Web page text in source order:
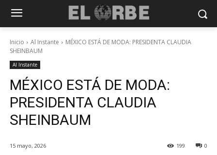
Inicio Al Instante
MÉXICO ESTÁ DE MODA: PRESIDENTA CLAUDIA
SHEINBAUM
Al Instante
MÉXICO ESTÁ DE MODA:
PRESIDENTA CLAUDIA
SHEINBAUM
15 mayo, 2026 0
199